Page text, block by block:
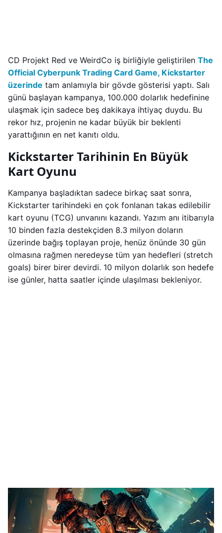
CD Projekt Red ve WeirdCo iş birliğiyle geliştirilen The
Official Cyberpunk Trading Card Game, Kickstarter
üzerinde tam anlamıyla bir gövde gösterisi yaptı. Salı
günü başlayan kampanya, 100.000 dolarlık hedefinine
ulaşmak için sadece beş dakikaya ihtiyaç duydu. Bu
rekor hız, projenin ne kadar büyük bir beklenti
yarattığının en net kanıtı oldu.
Kickstarter Tarihinin En Büyük
Kart Oyunu
Kampanya başladıktan sadece birkaç saat sonra,
Kickstarter tarihindeki en çok fonlanan takas edilebilir
kart oyunu (TCG) unvanını kazandı. Yazım anı itibarıyla
10 binden fazla destekçiden 8.3 milyon doların
üzerinde bağış toplayan proje, henüz önünde 30 gün
olmasına rağmen neredeyse tüm yan hedefleri (stretch
goals) birer birer devirdi. 10 milyon dolarlık son hedefe
ise günler, hatta saatler içinde ulaşılması bekleniyor.